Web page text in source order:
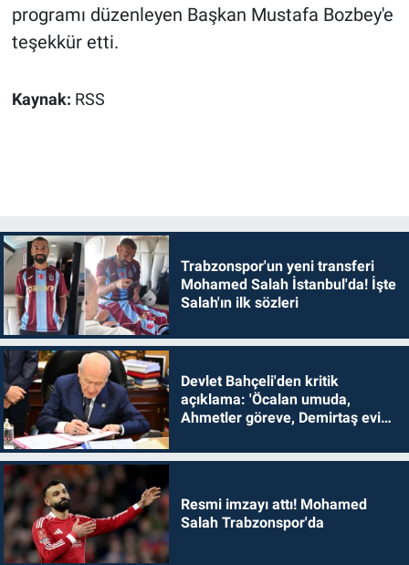
programı düzenleyen Başkan Mustafa Bozbey'e
teşekkür etti.
Kaynak: RSS
Trabzonspor'un yeni transferi
Mohamed Salah İstanbul'da! İşte
Salah'ın ilk sözleri
Devlet Bahçeli'den kritik
açıklama: 'Öcalan umuda,
Ahmetler göreve, Demirtaş evine
Resmi imzayı attı! Mohamed
Salah Trabzonspor'da